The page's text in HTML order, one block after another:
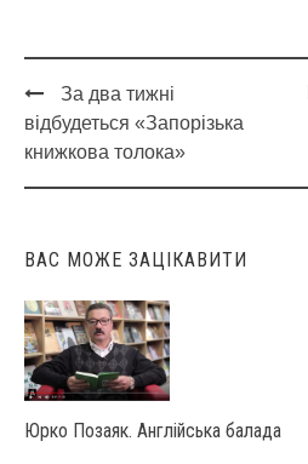
Post
navigation
За два тижні
відбудеться «Запорізька
книжкова толока»
ВАС МОЖЕ ЗАЦІКАВИТИ
Юрко Позаяк. Англійська балада